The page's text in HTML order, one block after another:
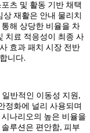
츠 및 활동 기반 채택
재활은 안내 물리치
해 상당한 비율을 차
치료 적응성이 최종 사
효과 패치 시장 전반
니다.
반적인 이동성 지원,
정화에 널리 사용되며
나리오의 높은 비율을
루션은 편안함, 피부